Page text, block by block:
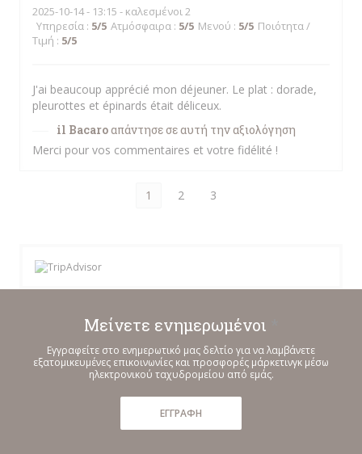
2025-10-14- 13:15 - καλεσμένοι 2
Υπηρεσία : 5/5 Ατμόσφαιρα : 5/5 Μενού : 5/5 Ποιότητα /
Τιμή : 5/5
J'ai beaucoup apprécié mon déjeuner. Le plat : dorade,
pleurottes et épinards était déliceux.
il Bacaroαπάντησε σε αυτή την αξιολόγηση
Merci pour vos commentaires et votre fidélité !
1 2 3
Μείνετε ενημερωμένοι
Εγγραφείτε στο ενημερωτικό μας δελτίο για να λαμβάνετε
εξατομικευμένες επικοινωνίες και προσφορές μάρκετινγκ μέσω
ηλεκτρονικού ταχυδρομείου από εμάς.
ΕΓΓΡΑΦΉ